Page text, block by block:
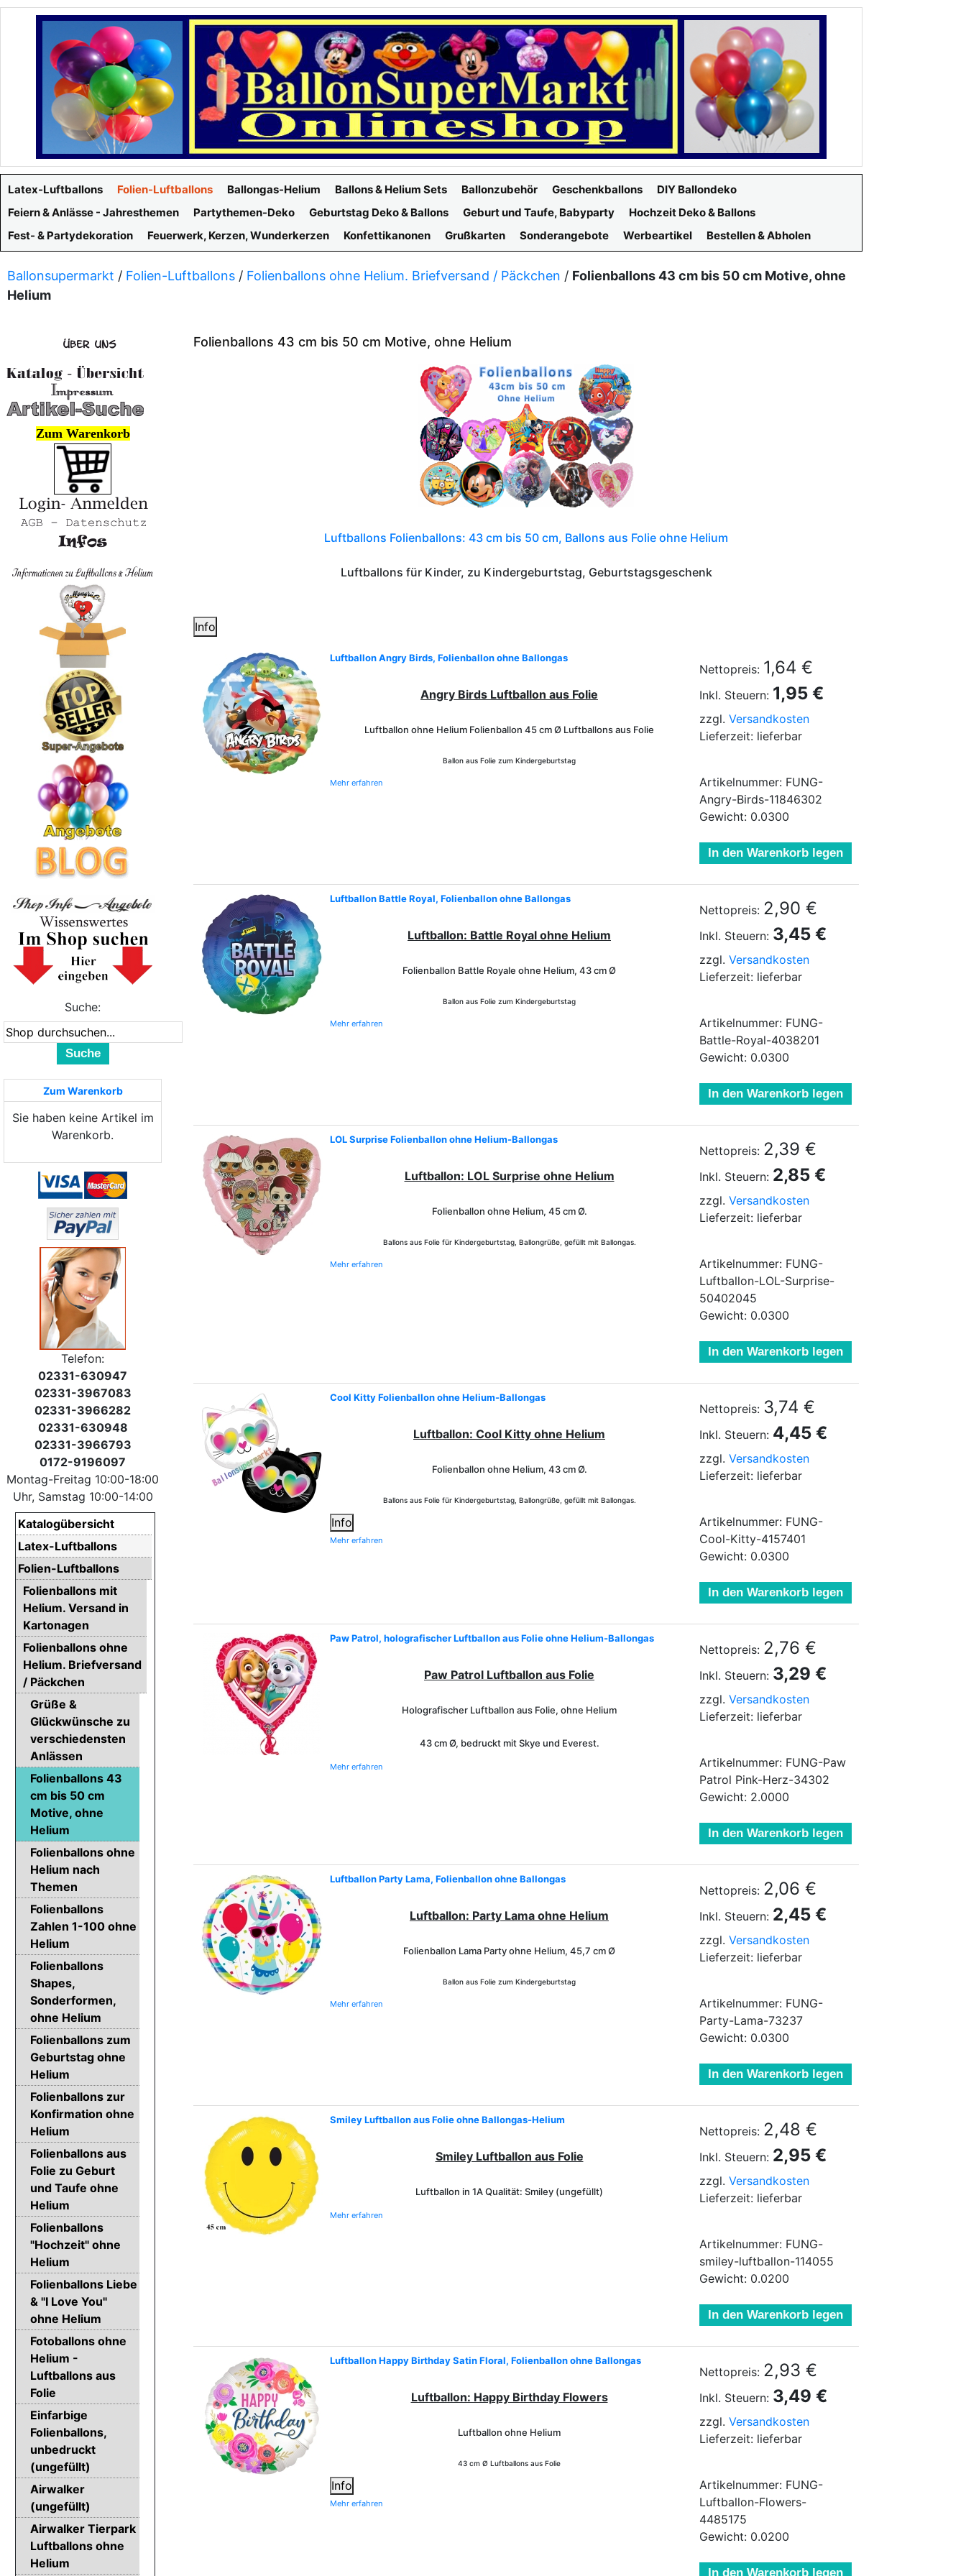
Latex-Luftballons Folien-Luftballons Ballongas-Helium Ballons & Helium Sets Ballonzubehör Geschenkballons
DIY Ballondeko
Feiern & Anlässe - Jahresthemen
Partythemen-Deko Geburtstag Deko & Ballons Geburt und Taufe, Babyparty
Hochzeit Deko & Ballons
Fest- & Partydekoration
Feuerwerk, Kerzen, Wunderkerzen Konfettikanonen Grußkarten Sonderangebote Werbeartikel Bestellen & Abholen
Ballonsupermarkt / Folien-Luftballons / Folienballons ohne Helium. Briefversand / Päckchen / Folienballons 43 cm bis 50 cm Motive, ohne
Helium
Folienballons 43 cm bis 50 cm Motive, ohne Helium
Luftballons Folienballons: 43 cm bis 50 cm, Ballons aus Folie ohne Helium
Luftballons für Kinder, zu Kindergeburtstag, Geburtstagsgeschenk
Info
Luftballon Angry Birds, Folienballon ohne Ballongas
Angry Birds Luftballon aus Folie
Luftballon ohne Helium Folienballon 45 cm Ø Luftballons aus Folie
Ballon aus Folie zum Kindergeburtstag
Mehr erfahren
Nettopreis: 1,64 €
Inkl. Steuern: 1,95 €
zzgl. Versandkosten
Lieferzeit: lieferbar
Artikelnummer: FUNG-
Angry-Birds-11846302
Gewicht: 0.0300
In den Warenkorb legen
Luftballon Battle Royal, Folienballon ohne Ballongas
Luftballon: Battle Royal ohne Helium
Folienballon Battle Royale ohne Helium, 43 cmØ
Ballon aus Folie zum Kindergeburtstag
Mehr erfahren
Nettopreis: 2,90 €
Inkl. Steuern: 3,45 €
zzgl. Versandkosten
Lieferzeit: lieferbar
Artikelnummer: FUNG-
Battle-Royal-4038201
Gewicht: 0.0300
In den Warenkorb legen
LOL Surprise Folienballon ohne Helium-Ballongas
Luftballon: LOL Surprise ohne Helium
Folienballon ohne Helium, 45 cm Ø.
Ballons aus Folie für Kindergeburtstag, Ballongrüße, gefüllt mit Ballongas.
Mehr erfahren
Nettopreis: 2,39 €
Inkl. Steuern: 2,85 €
zzgl. Versandkosten
Lieferzeit: lieferbar
Artikelnummer: FUNG-
Luftballon-LOL-Surprise-
50402045
Gewicht: 0.0300
In den Warenkorb legen
Cool Kitty Folienballon ohne Helium-Ballongas
Luftballon: Cool Kitty ohne Helium
Folienballon ohne Helium, 43 cm Ø.
Ballons aus Folie für Kindergeburtstag, Ballongrüße, gefüllt mit Ballongas.
Info
Mehr erfahren
Nettopreis: 3,74 €
Inkl. Steuern: 4,45 €
zzgl. Versandkosten
Lieferzeit: lieferbar
Artikelnummer: FUNG-
Cool-Kitty-4157401
Gewicht: 0.0300
In den Warenkorb legen
Paw Patrol, holografischer Luftballon aus Folie ohne Helium-Ballongas
Paw Patrol Luftballon aus Folie
Holografischer Luftballon aus Folie, ohne Helium
43 cm Ø, bedruckt mit Skye und Everest.
Mehr erfahren
Nettopreis: 2,76 €
Inkl. Steuern: 3,29 €
zzgl. Versandkosten
Lieferzeit: lieferbar
Artikelnummer: FUNG-Paw
Patrol Pink-Herz-34302
Gewicht: 2.0000
In den Warenkorb legen
Luftballon Party Lama, Folienballon ohne Ballongas
Luftballon: Party Lama ohne Helium
Folienballon Lama Party ohne Helium, 45,7 cmØ
Ballon aus Folie zum Kindergeburtstag
Mehr erfahren
Nettopreis: 2,06 €
Inkl. Steuern: 2,45 €
zzgl. Versandkosten
Lieferzeit: lieferbar
Artikelnummer: FUNG-
Party-Lama-73237
Gewicht: 0.0300
In den Warenkorb legen
Smiley Luftballon aus Folie ohne Ballongas-Helium
Smiley Luftballon aus Folie
Luftballon in 1A Qualität: Smiley (ungefüllt)
Mehr erfahren
Nettopreis: 2,48 €
Inkl. Steuern: 2,95 €
zzgl. Versandkosten
Lieferzeit: lieferbar
Artikelnummer: FUNG-
smiley-luftballon-114055
Gewicht: 0.0200
In den Warenkorb legen
Luftballon Happy Birthday Satin Floral, Folienballon ohne Ballongas
Luftballon: Happy Birthday Flowers
Luftballon ohne Helium
43 cm Ø Luftballons aus Folie
Info
Mehr erfahren
Nettopreis: 2,93 €
Inkl. Steuern: 3,49 €
zzgl. Versandkosten
Lieferzeit: lieferbar
Artikelnummer: FUNG-
Luftballon-Flowers-
4485175
Gewicht: 0.0200
In den Warenkorb legen
Zum Warenkorb
Suche:
Suche
Zum Warenkorb
Sie haben keine Artikel im
Warenkorb.
Telefon:
02331-630947
02331-3967083
02331-3966282
02331-630948
02331-3966793
0172-9196097
Montag-Freitag 10:00-18:00
Uhr, Samstag 10:00-14:00
Katalogübersicht
Latex-Luftballons
Folien-Luftballons
Folienballons mit
Helium. Versand in
Kartonagen
Folienballons ohne
Helium. Briefversand
/ Päckchen
Grüße &
Glückwünsche zu
verschiedensten
Anlässen
Folienballons 43
cm bis 50 cm
Motive, ohne
Helium
Folienballons ohne
Helium nach
Themen
Folienballons
Zahlen 1-100 ohne
Helium
Folienballons
Shapes,
Sonderformen,
ohne Helium
Folienballons zum
Geburtstag ohne
Helium
Folienballons zur
Konfirmation ohne
Helium
Folienballons aus
Folie zu Geburt
und Taufe ohne
Helium
Folienballons
"Hochzeit" ohne
Helium
Folienballons Liebe
& "I Love You"
ohne Helium
Fotoballons ohne
Helium -
Luftballons aus
Folie
Einfarbige
Folienballons,
unbedruckt
(ungefüllt)
Airwalker
(ungefüllt)
Airwalker Tierpark
Luftballons ohne
Helium